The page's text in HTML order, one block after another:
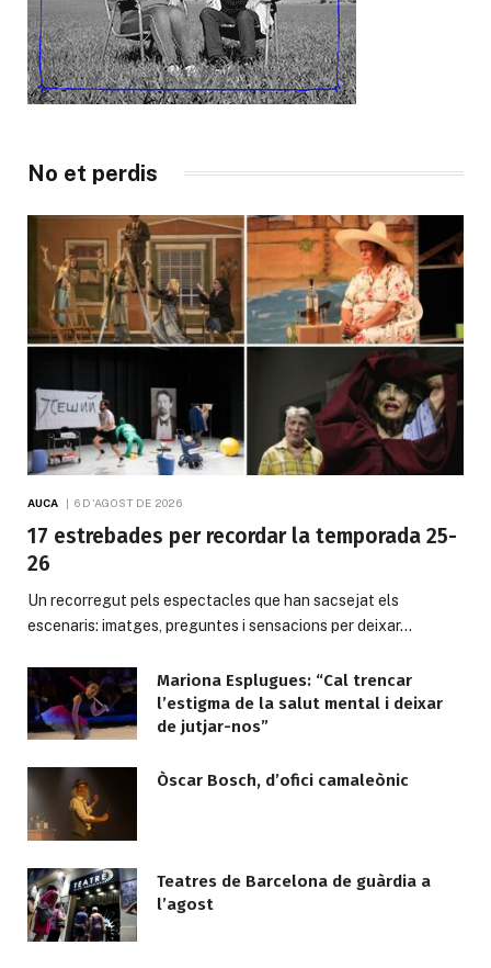
No et perdis
AUCA 6 D'AGOST DE 2026
17 estrebades per recordar la temporada 25-
26
Un recorregut pels espectacles que han sacsejat els
escenaris: imatges, preguntes i sensacions per deixar…
Mariona Esplugues: “Cal trencar
l’estigma de la salut mental i deixar
de jutjar-nos”
Òscar Bosch, d’ofici camaleònic
Teatres de Barcelona de guàrdia a
l’agost